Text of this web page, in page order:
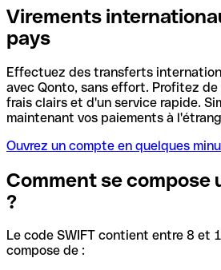
Virements
pays
Effectuez des transferts
avec Qonto, sans effort. Profitez
frais clairs et d'un service rapide.
maintenant vos paiements à
Ouvrez un compte en quelques
Comment se compose
?
Le code SWIFT contient entre 8 et
compose de :